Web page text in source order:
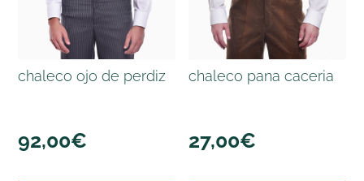
chaleco ojo de perdiz
92,00€
chaleco pana caceria
27,00€